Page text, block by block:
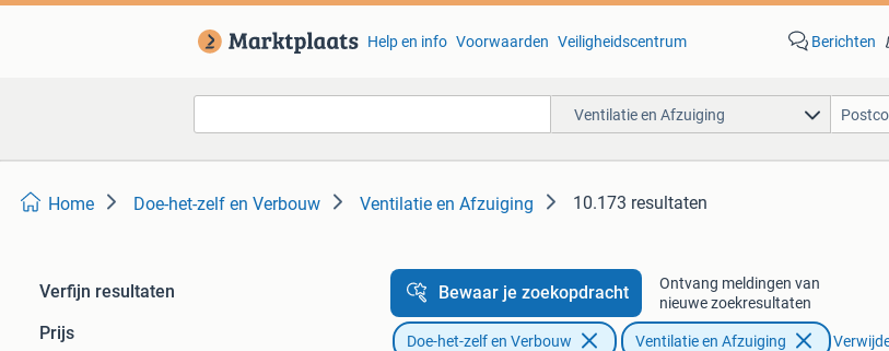
Help en info Voorwaarden Veiligheidscentrum Berichten
Ventilatie en Afzuiging
Home Doe-het-zelf en Verbouw Ventilatie en Afzuiging 10.173 resultaten
Verfijn resultaten
Prijs
Bewaar je zoekopdracht
Ontvang meldingen van
nieuwe zoekresultaten
Doe-het-zelf en Verbouw Ventilatie en Afzuiging